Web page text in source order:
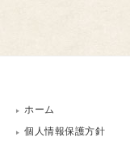
ホーム
個人情報保護方針